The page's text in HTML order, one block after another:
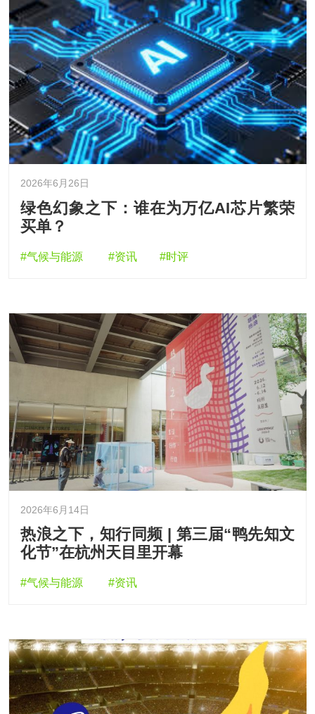
2026年6月26日
绿色幻象之下：谁在为万亿AI芯片繁荣
买单？
#气候与能源 #资讯 #时评
2026年6月14日
热浪之下，知行同频 | 第三届“鸭先知文
化节”在杭州天目里开幕
#气候与能源 #资讯